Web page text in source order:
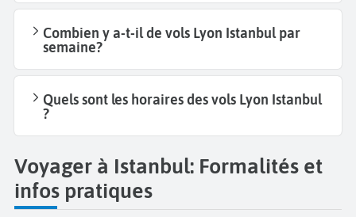
Combien y a-t-il de vols Lyon Istanbul par
semaine?
Quels sont les horaires des vols Lyon Istanbul
?
Voyager à Istanbul: Formalités et
infos pratiques